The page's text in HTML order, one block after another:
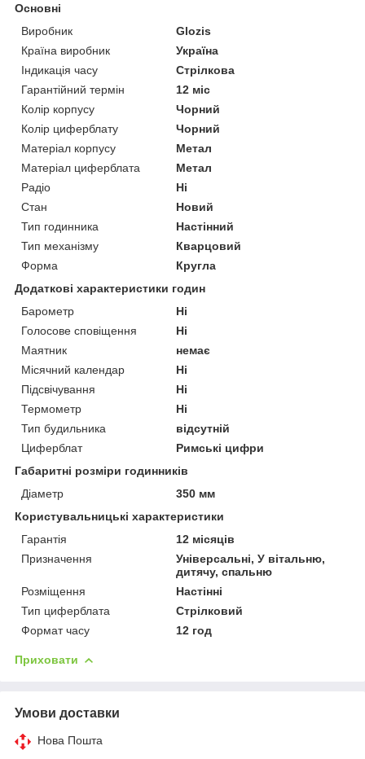
Основні
Виробник
Glozis
Країна виробник
Україна
Індикація часу
Стрілкова
Гарантійний термін
12 міс
Колір корпусу
Чорний
Колір циферблату
Чорний
Матеріал корпусу
Метал
Матеріал циферблата
Метал
Радіо
Ні
Стан
Новий
Тип годинника
Настінний
Тип механізму
Кварцовий
Форма
Кругла
Додаткові характеристики годин
Барометр
Ні
Голосове сповіщення
Ні
Маятник
немає
Місячний календар
Ні
Підсвічування
Ні
Термометр
Ні
Тип будильника
відсутній
Циферблат
Римські цифри
Габаритні розміри годинників
Діаметр
350 мм
Користувальницькі характеристики
Гарантія
12 місяців
Призначення
Універсальні, У вітальню,
дитячу, спальню
Розміщення
Настінні
Тип циферблата
Стрілковий
Формат часу
12 год
Приховати
Умови доставки
Нова Пошта